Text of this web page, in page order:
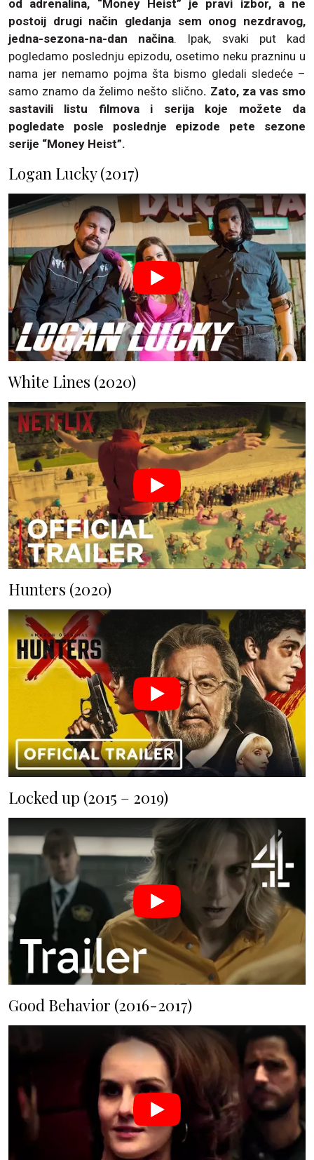
od adrenalina, “Money Heist” je pravi izbor, a ne
postoij drugi način gledanja sem onog nezdravog,
jedna-sezona-na-dan načina. Ipak, svaki put kad
pogledamo poslednju epizodu, osetimo neku prazninu u
nama jer nemamo pojma šta bismo gledali sledeće –
samo znamo da želimo nešto slično. Zato, za vas smo
sastavili listu filmova i serija koje možete da
pogledate posle poslednje epizode pete sezone
serije “Money Heist”.
Logan Lucky (2017)
White Lines (2020)
Hunters (2020)
Locked up (2015 – 2019)
Good Behavior (2016-2017)